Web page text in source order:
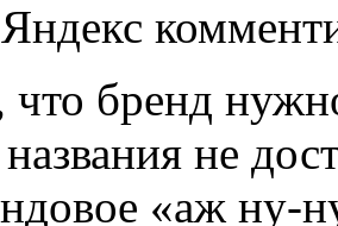
что бренд
не
«аж ну-